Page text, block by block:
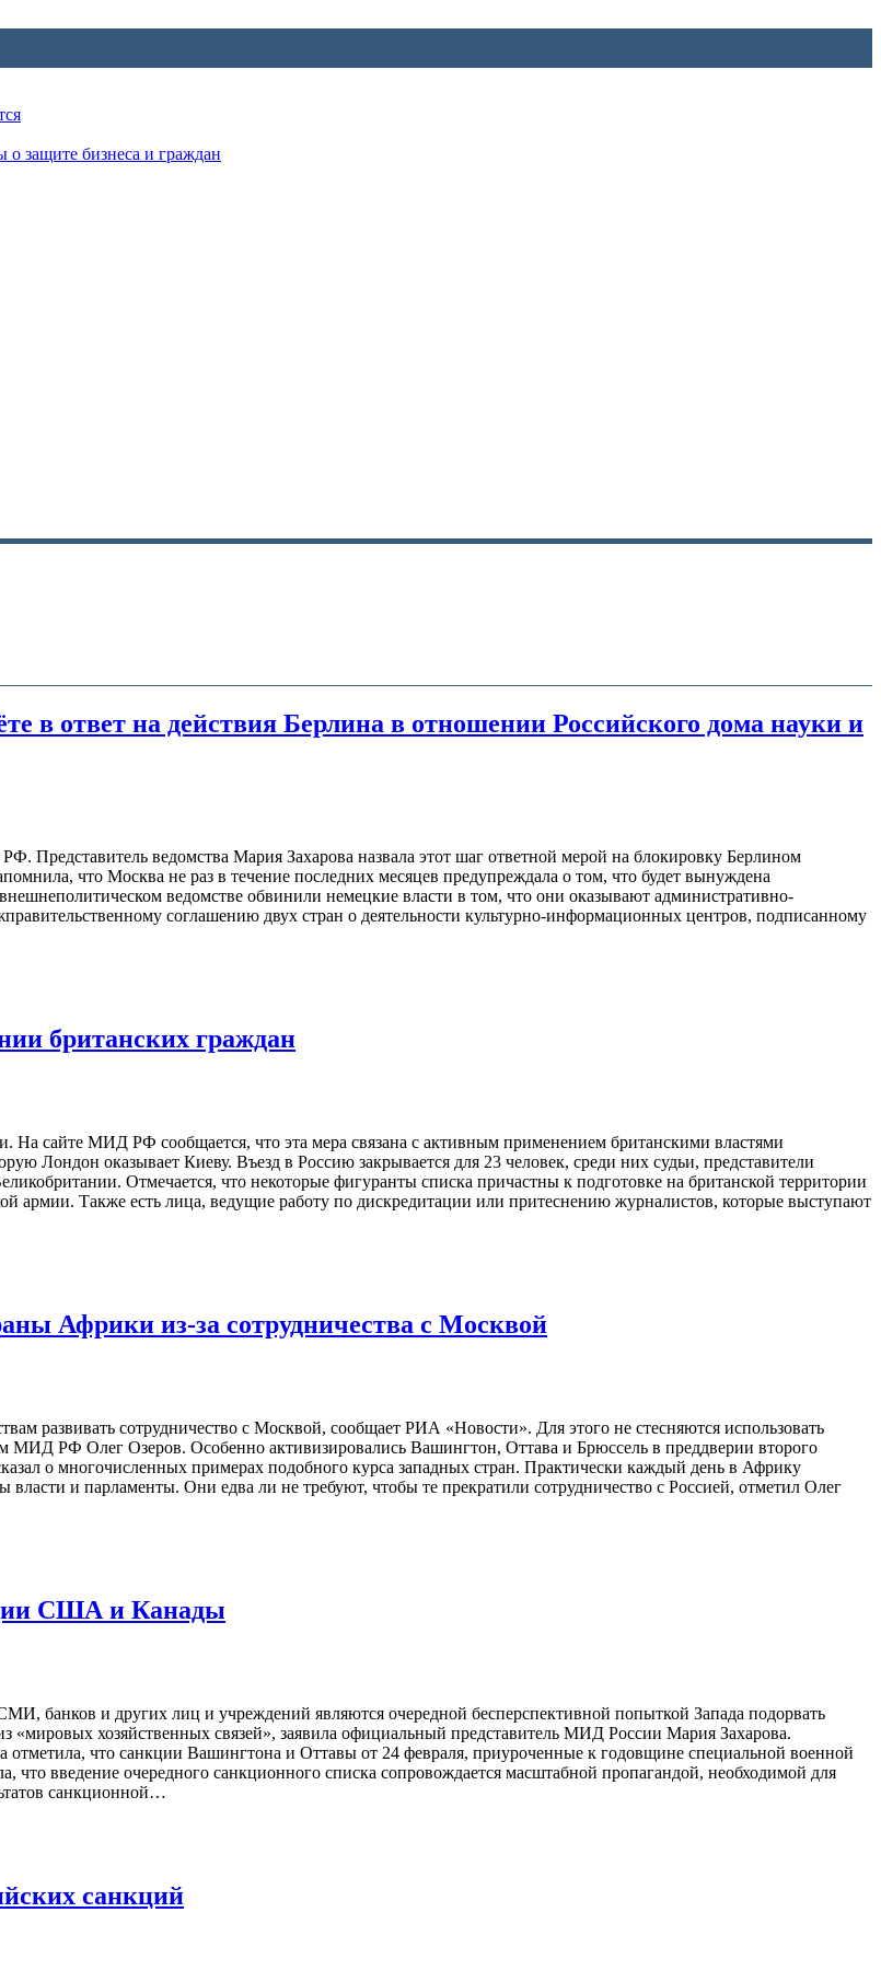
защите бизнеса и граждан
в ответ на действия Берлина в отношении Российского дома науки и
Представитель ведомства Мария Захарова назвала этот шаг ответной мерой на блокировку Берлином
что Москва не раз в течение последних месяцев предупреждала о том, что будет вынуждена
ведомстве обвинили немецкие власти в том, что они оказывают административно-
соглашению двух стран о деятельности культурно-информационных центров, подписанному
британских граждан
На сайте МИД РФ сообщается, что эта мера связана с активным применением британскими властями
Лондон оказывает Киеву. Въезд в Россию закрывается для 23 человек, среди них судьи, представители
Отмечается, что некоторые фигуранты списка причастны к подготовке на британской территории
армии. Также есть лица, ведущие работу по дискредитации или притеснению журналистов, которые выступают
Африки из-за сотрудничества с Москвой
развивать сотрудничество с Москвой, сообщает РИА «Новости». Для этого не стесняются использовать
МИД РФ Олег Озеров. Особенно активизировались Вашингтон, Оттава и Брюссель в преддверии второго
о многочисленных примерах подобного курса западных стран. Практически каждый день в Африку
и парламенты. Они едва ли не требуют, чтобы те прекратили сотрудничество с Россией, отметил Олег
США и Канады
банков и других лиц и учреждений являются очередной бесперспективной попыткой Запада подорвать
хозяйственных связей», заявила официальный представитель МИД России Мария Захарова.
что санкции Вашингтона и Оттавы от 24 февраля, приуроченные к годовщине специальной военной
введение очередного санкционного списка сопровождается масштабной пропагандой, необходимой для
санкционной…
санкций